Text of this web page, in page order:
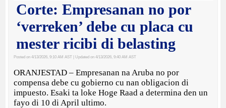
Corte: Empresanan no por
‘verreken’ debe cu placa cu
mester ricibi di belasting
Posted on 4/13/2026, 9:10 AM AST | Updated on 4/13/2026, 9:40 AM AST
ORANJESTAD – Empresanan na Aruba no por
compensa debe cu gobierno cu nan obligacion di
impuesto. Esaki ta loke Hoge Raad a determina den un
fayo di 10 di April ultimo.